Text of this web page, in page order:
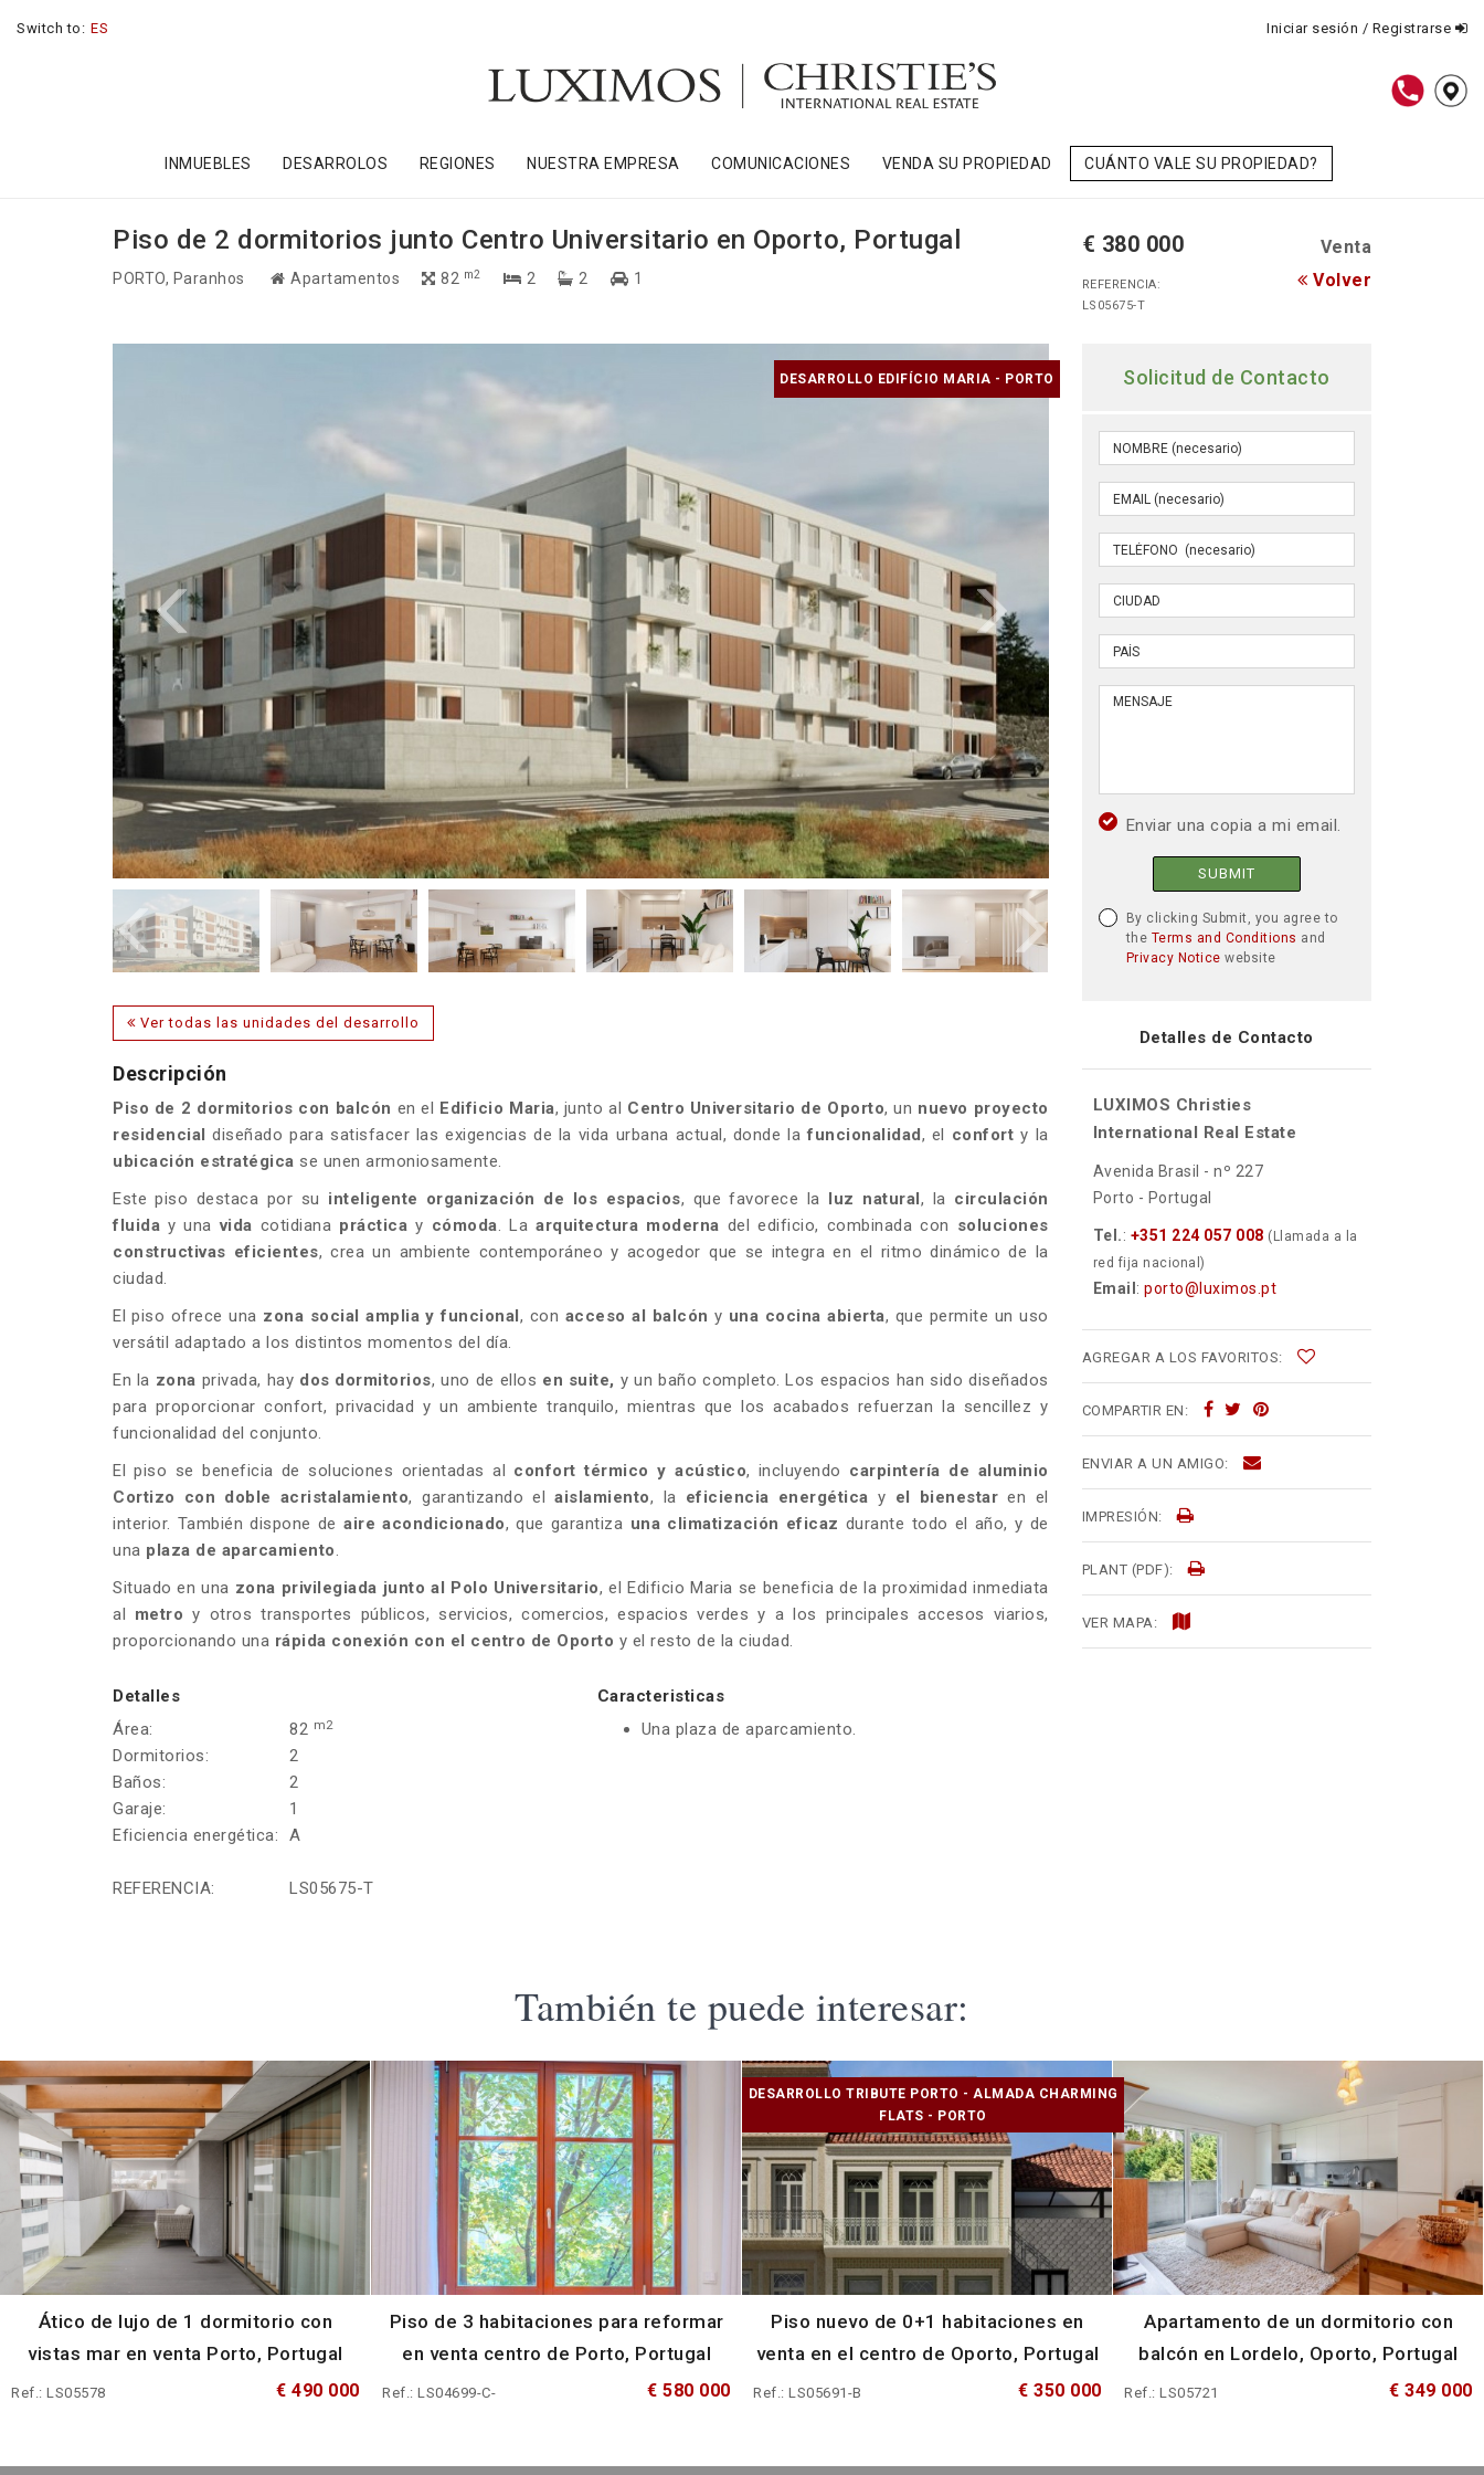
Switch to: ES Iniciar sesión / Registrarse
INMUEBLES DESARROLOS REGIONES NUESTRA EMPRESA COMUNICACIONES VENDA SU PROPIEDAD CUÁNTO VALE SU PROPIEDAD?
Piso de 2 dormitorios junto Centro Universitario en Oporto, Portugal
PORTO, Paranhos Apartamentos 82 m2 2 2 1
€ 380 000 Venta
REFERENCIA:
LS05675-T
Volver
DESARROLLO EDIFÍCIO MARIA - PORTO
Ver todas las unidades del desarrollo
Descripción
Piso de 2 dormitorios con balcón en el Edificio Maria, junto al Centro Universitario de Oporto, un nuevo proyecto
residencialdiseñado para satisfacer las exigencias de la vida urbana actual, donde lafuncionalidad, el confort y la
ubicación estratégica se unen armoniosamente.
Este piso destaca por su inteligente organización de los espacios, que favorece la luz natural, la circulación
fluida y unavida cotidiana práctica y cómoda. Laarquitectura moderna del edificio, combinada con soluciones
constructivas eficientes, crea un ambiente contemporáneo y acogedor que se integra en el ritmo dinámico de la
ciudad.
El piso ofrece una zona social amplia y funcional, con acceso al balcóny una cocina abierta, que permite un uso
versátil adaptado a los distintos momentos del día.
En la zona privada, hay dos dormitorios, uno de ellos en suite, y un baño completo. Los espacios han sido diseñados
para proporcionar confort, privacidad y un ambiente tranquilo, mientras que los acabados refuerzan la sencillez y
funcionalidad del conjunto.
El piso se beneficia de soluciones orientadas al confort térmico y acústico, incluyendo carpintería de aluminio
Cortizo con doble acristalamiento, garantizando elaislamiento, la eficiencia energética y el bienestar en el
interior. También dispone de aire acondicionado, que garantiza una climatización eficaz durante todo el año, y de
una plaza de aparcamiento.
Situado en una zona privilegiada junto al Polo Universitario, el Edificio Maria se beneficia de la proximidad inmediata
al metro y otros transportes públicos, servicios, comercios, espacios verdes y a los principales accesos viarios,
proporcionando una rápida conexión con el centro de Oporto y el resto de la ciudad.
Detalles
Área:
82 m2
Dormitorios:
2
Baños:
2
Garaje:
1
Eficiencia energética:
A
REFERENCIA: LS05675-T
Caracteristicas
Una plaza de aparcamiento.
Solicitud de Contacto
Enviar una copia a mi email.
SUBMIT
By clicking Submit, you agree to
the Terms and Conditions and
Privacy Notice website
Detalles de Contacto
LUXIMOS Christies
International Real Estate
Avenida Brasil - nº 227
Porto - Portugal
Tel.: +351 224 057 008 (Llamada a la
red fija nacional)
Email : porto@luximos.pt
AGREGAR A LOS FAVORITOS:
COMPARTIR EN:
ENVIAR A UN AMIGO:
IMPRESIÓN:
PLANT (PDF):
VER MAPA:
También te puede interesar:
Ático de lujo de 1 dormitorio con
vistas mar en venta Porto, Portugal
Ref.: LS05578 € 490 000
Piso de 3 habitaciones para reformar
en venta centro de Porto, Portugal
Ref.: LS04699-C- € 580 000
DESARROLLO TRIBUTE PORTO - ALMADA CHARMING
FLATS - PORTO
Piso nuevo de 0+1 habitaciones en
venta en el centro de Oporto, Portugal
Ref.: LS05691-B € 350 000
Apartamento de un dormitorio con
balcón en Lordelo, Oporto, Portugal
Ref.: LS05721 € 349 000